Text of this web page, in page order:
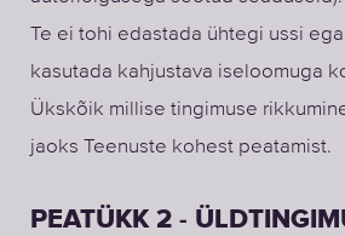
Te ei tohi edastada ühtegi ussi
kasutada kahjustava iseloomuga
Ükskõik millise tingimuse
jaoks Teenuste kohest peatamist.
PEATÜKK 2 -